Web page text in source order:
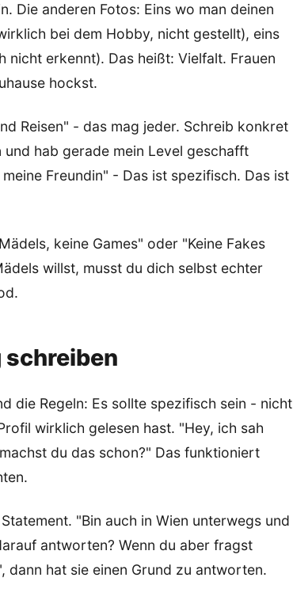
Die anderen Fotos: Eins wo man deinen
bei dem Hobby, nicht gestellt), eins
erkennt). Das heißt: Vielfalt. Frauen
hockst.
Reisen" - das mag jeder. Schreib konkret
hab gerade mein Level geschafft
Freundin" - Das ist spezifisch. Das ist
keine Games" oder "Keine Fakes
willst, musst du dich selbst echter
die Regeln: Es sollte spezifisch sein - nicht
wirklich gelesen hast. "Hey, ich sah
du das schon?" Das funktioniert
"Bin auch in Wien unterwegs und
antworten? Wenn du aber fragst
dann hat sie einen Grund zu antworten.